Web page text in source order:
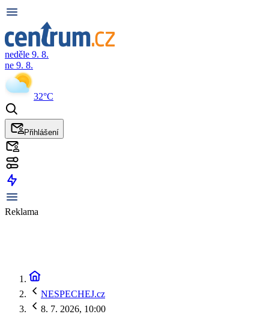
neděle 9. 8.
ne 9. 8.
32°C
Přihlášení
Reklama
NESPECHEJ.cz
8. 7. 2026, 10:00